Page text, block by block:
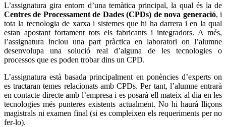
L’assignatura gira entorn d’una temàtica principal, la qual és la de
Centres de Processament de Dades (CPDs) de nova generació, i
tota la tecnologia de xarxa i sistemes que hi ha darrera i en la qual
estan apostant fortament tots els fabricants i integradors. A més,
l’assignatura inclou una part pràctica en laboratori on l’alumne
desenvolupa una solució real d’alguna de les tecnologies o
processos que es poden trobar dins un CPD.
L’assignatura està basada principalment en ponències d’experts on
es tractaran temes relacionats amb CPDs. Per tant, l’alumne entrarà
en contacte directe amb l’empresa i es posarà ell mateix al dia en les
tecnologies més punteres existents actualment. No hi haurà lliçons
magistrals ni examen final (si es compleixen els requeriments per no
fer-lo).